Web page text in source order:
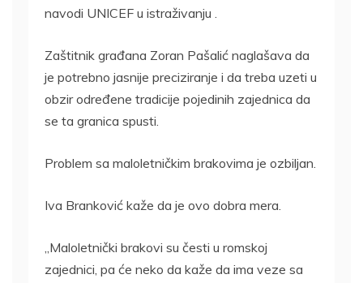
navodi UNICEF u istraživanju .
Zaštitnik građana Zoran Pašalić naglašava da
je potrebno jasnije preciziranje i da treba uzeti u
obzir određene tradicije pojedinih zajednica da
se ta granica spusti.
Problem sa maloletničkim brakovima je ozbiljan.
Iva Branković kaže da je ovo dobra mera.
„Maloletnički brakovi su česti u romskoj
zajednici, pa će neko da kaže da ima veze sa